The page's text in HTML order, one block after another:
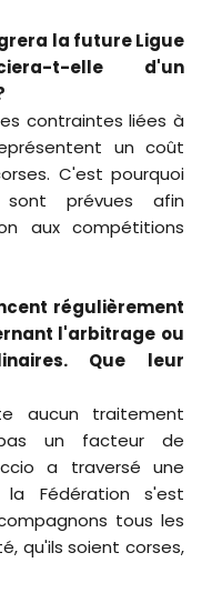
la future Ligue
t-elle d'un
contraintes liées à
un coût
C'est pourquoi
sont prévues afin
aux compétitions
régulièrement
l'arbitrage ou
Que leur
aucun traitement
un facteur de
a traversé une
la Fédération s'est
tous les
qu'ils soient corses,